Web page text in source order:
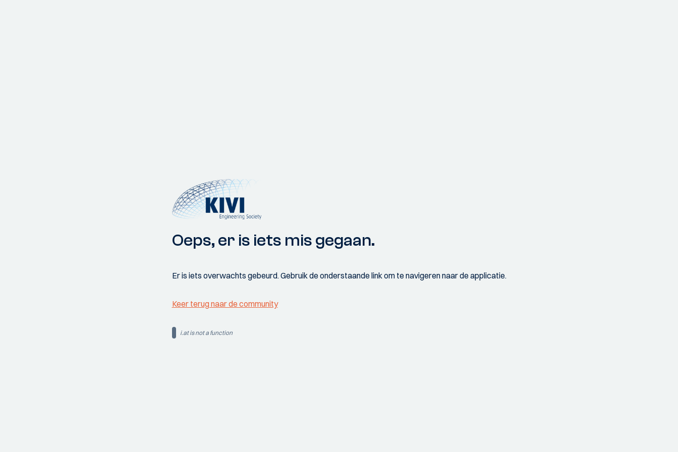
Oeps, er is iets mis gegaan.
Er is iets overwachts gebeurd. Gebruik de onderstaande link om te navigeren naar de applicatie.
Keer terug naar de community
i.at is not a function